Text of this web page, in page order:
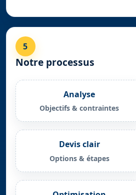
5
Notre processus
Analyse
Objectifs & contraintes
Devis clair
Options & étapes